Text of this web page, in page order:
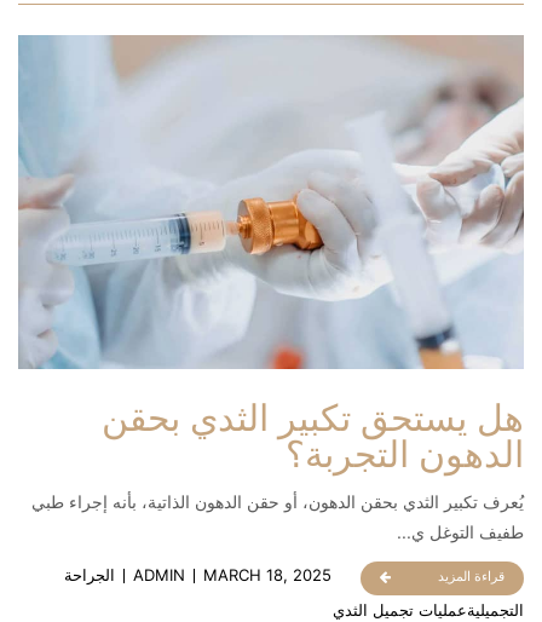
هل يستحق تكبير الثدي بحقن
الدهون التجربة؟
يُعرف تكبير الثدي بحقن الدهون، أو حقن الدهون الذاتية، بأنه إجراء طبي
طفيف التوغل ي...
قراءة المزيد ADMIN MARCH 18, 2025
الجراحة
التجميليةعمليات تجميل الثدي